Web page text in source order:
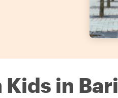
Kids in Bari